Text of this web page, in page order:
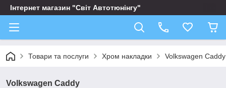
Інтернет магазин "Світ Автотюнінгу"
Товари та послуги Хром накладки Volkswagen Caddy
Volkswagen Caddy